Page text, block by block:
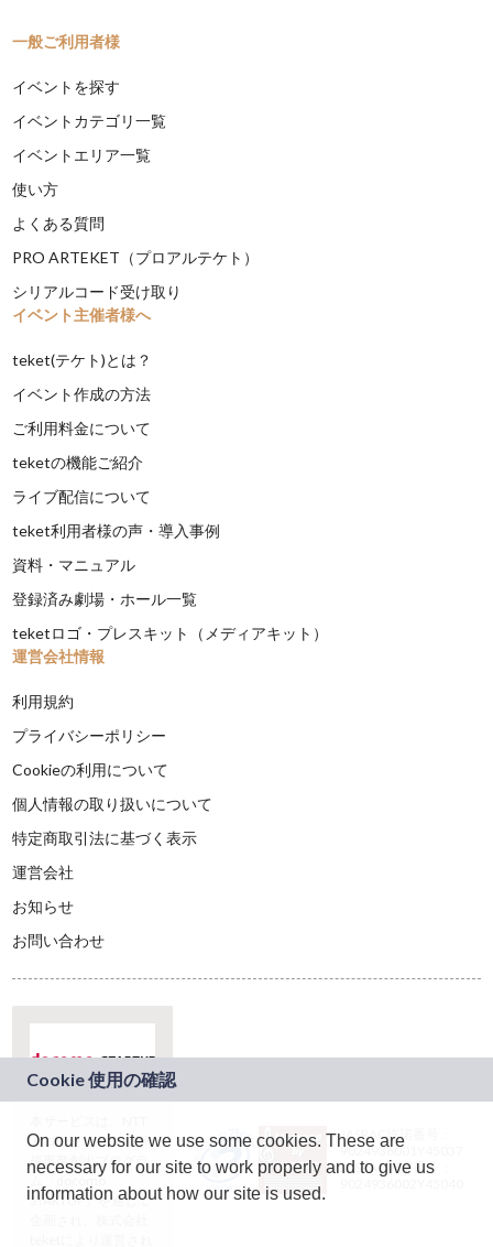
一般ご利用者様
イベントを探す
イベントカテゴリ一覧
イベントエリア一覧
使い方
よくある質問
PRO ARTEKET（プロアルテケト）
シリアルコード受け取り
イベント主催者様へ
teket(テケト)とは？
イベント作成の方法
ご利用料金について
teketの機能ご紹介
ライブ配信について
teket利用者様の声・導入事例
資料・マニュアル
登録済み劇場・ホール一覧
teketロゴ・プレスキット（メディアキット）
運営会社情報
利用規約
プライバシーポリシー
Cookieの利用について
個人情報の取り扱いについて
特定商取引法に基づく表示
運営会社
お知らせ
お問い合わせ
ドコモグループの新
規事業創出プログラ
ム「docomo
STARTUP」を通じて
JASRAC許諾番号：
9024936001Y45037
JASRAC許諾番号：
On our website we use some cookies. These are
necessary for our site to work properly and to give us
information about how our site is used.